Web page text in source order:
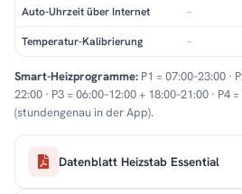
Auto-Uhrzeit über Internet –
Temperatur-Kalibrierung –
Smart-Heizprogramme: P1 = 07:00–23:00 ·
22:00 · P3 = 06:00–12:00 + 18:00–21:00 ·
(stundengenau in der App).
Datenblatt Heizstab Essential